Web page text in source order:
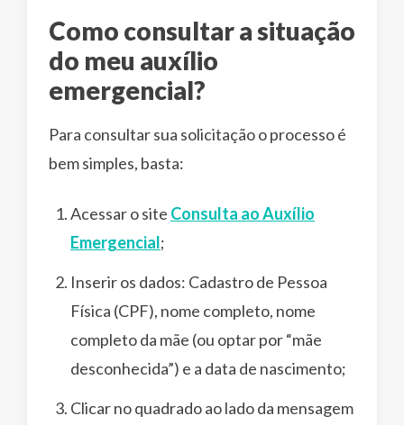
Como consultar a situação
do meu auxílio
emergencial?
Para consultar sua solicitação o processo é
bem simples, basta:
Acessar o site Consulta ao Auxílio
Emergencial;
Inserir os dados: Cadastro de Pessoa
Física (CPF), nome completo, nome
completo da mãe (ou optar por “mãe
desconhecida”) e a data de nascimento;
Clicar no quadrado ao lado da mensagem